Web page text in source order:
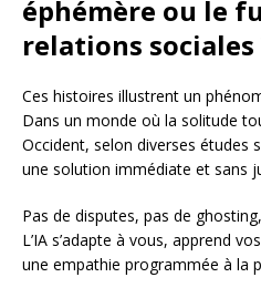
éphémère ou le
relations sociales
Ces histoires illustrent un
Dans un monde où la solitude
Occident, selon diverses études
une solution immédiate et sans
Pas de disputes, pas de
L’IA s’adapte à vous, apprend
une empathie programmée à la